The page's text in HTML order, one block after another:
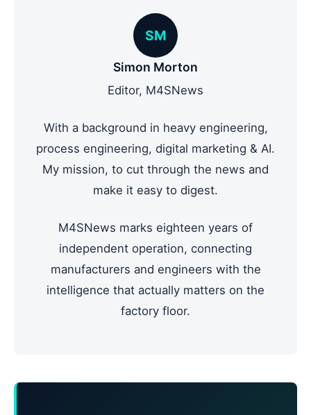
SM
Simon Morton
Editor, M4SNews
With a background in heavy engineering,
process engineering, digital marketing & AI.
My mission, to cut through the news and
make it easy to digest.
M4SNews marks eighteen years of
independent operation, connecting
manufacturers and engineers with the
intelligence that actually matters on the
factory floor.